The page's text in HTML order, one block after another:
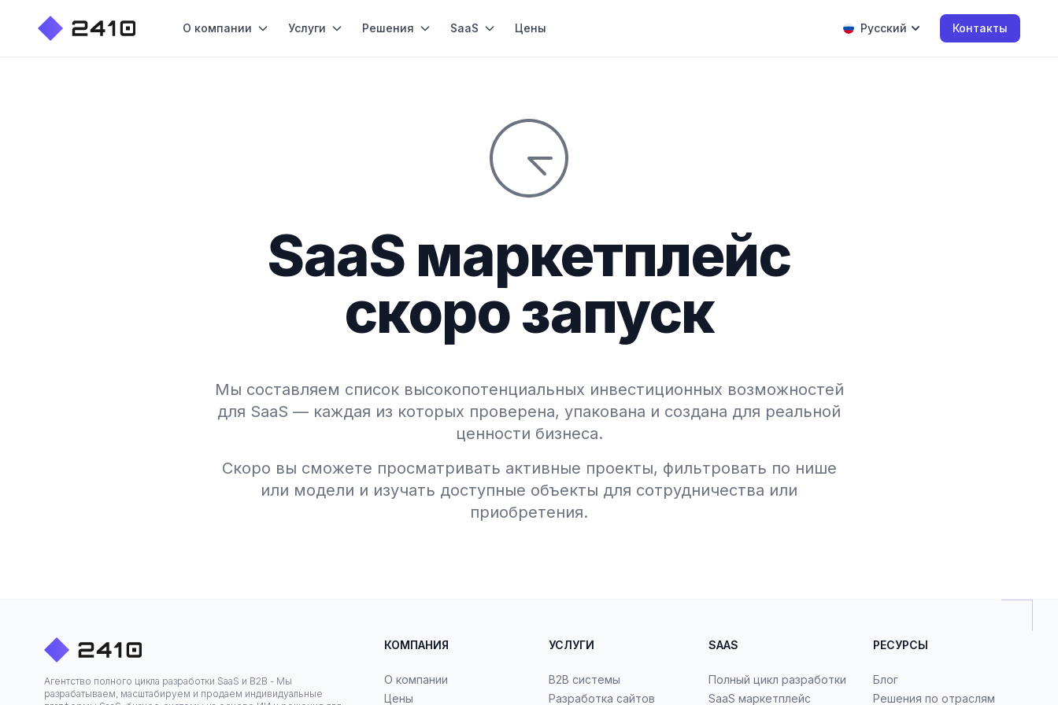
О компании Услуги Решения SaaS Цены Русский Контакты
SaaS маркетплейс
скоро запуск
Мы составляем список высокопотенциальных инвестиционных возможностей
для SaaS — каждая из которых проверена, упакована и создана для реальной
ценности бизнеса.
Скоро вы сможете просматривать активные проекты, фильтровать по нише
или модели и изучать доступные объекты для сотрудничества или
приобретения.
Агентство полного цикла разработки SaaS и B2B - Мы
разрабатываем, масштабируем и продаем индивидуальные
КОМПАНИЯ
О компании
Цены
УСЛУГИ
B2B системы
Разработка сайтов
SAAS
Полный цикл разработки
SaaS маркетплейс
РЕСУРСЫ
Блог
Решения по отраслям